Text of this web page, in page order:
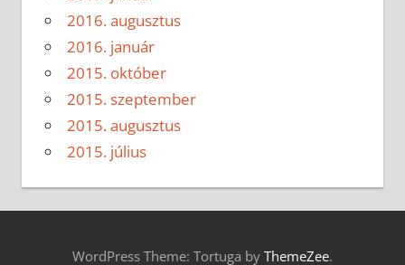
2016. augusztus
2016. január
2015. október
2015. szeptember
2015. augusztus
2015. július
WordPress Theme: Tortuga by ThemeZee.